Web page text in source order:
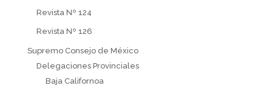
Revista Nº 124
Revista Nº 126
Supremo Consejo de México
Delegaciones Provinciales
Baja Californoa